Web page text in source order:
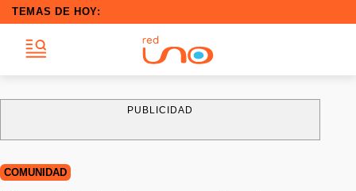
TEMAS DE HOY:
PUBLICIDAD
COMUNIDAD